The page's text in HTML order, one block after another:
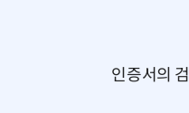
인증서의